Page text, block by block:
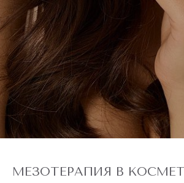
МЕЗОТЕРАПИЯ В